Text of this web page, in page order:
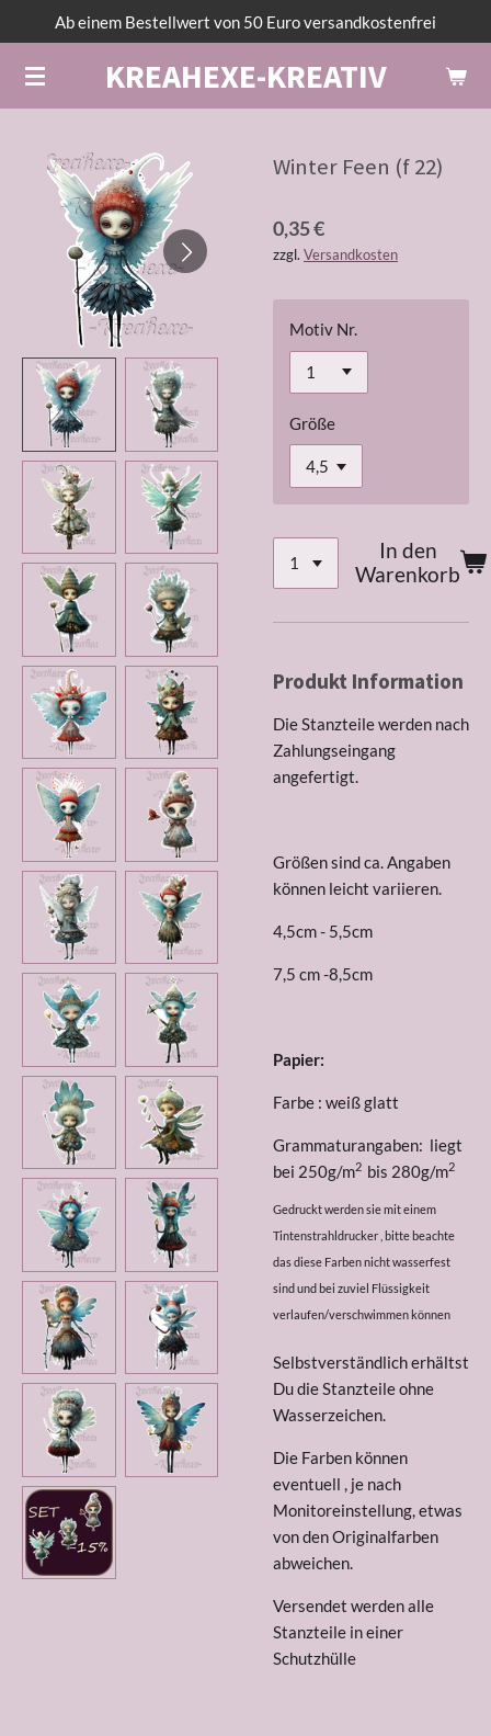
Hauptinhalt
springen
KREAHEXE-KREATIV
Ab einem Bestellwert von 50 Euro versandkostenfrei
Winter Feen (f 22)
0,35 €
zzgl. Versandkosten
Motiv Nr.
Größe
In den
Warenkorb
Produkt Information
Die Stanzteile werden nach
Zahlungseingang
angefertigt.
Größen sind ca. Angaben
können leicht variieren.
4,5cm - 5,5cm
7,5 cm -8,5cm
Papier:
Farbe : weiß glatt
Grammaturangaben: liegt
bei 250g/m2 bis 280g/m2
Gedruckt werden sie mit einem
Tintenstrahldrucker , bitte beachte
das diese Farben nicht wasserfest
sind und bei zuviel Flüssigkeit
verlaufen/verschwimmen können
Selbstverständlich erhältst
Du die Stanzteile ohne
Wasserzeichen.
Die Farben können
eventuell , je nach
Monitoreinstellung, etwas
von den Originalfarben
abweichen.
Versendet werden alle
Stanzteile in einer
Schutzhülle